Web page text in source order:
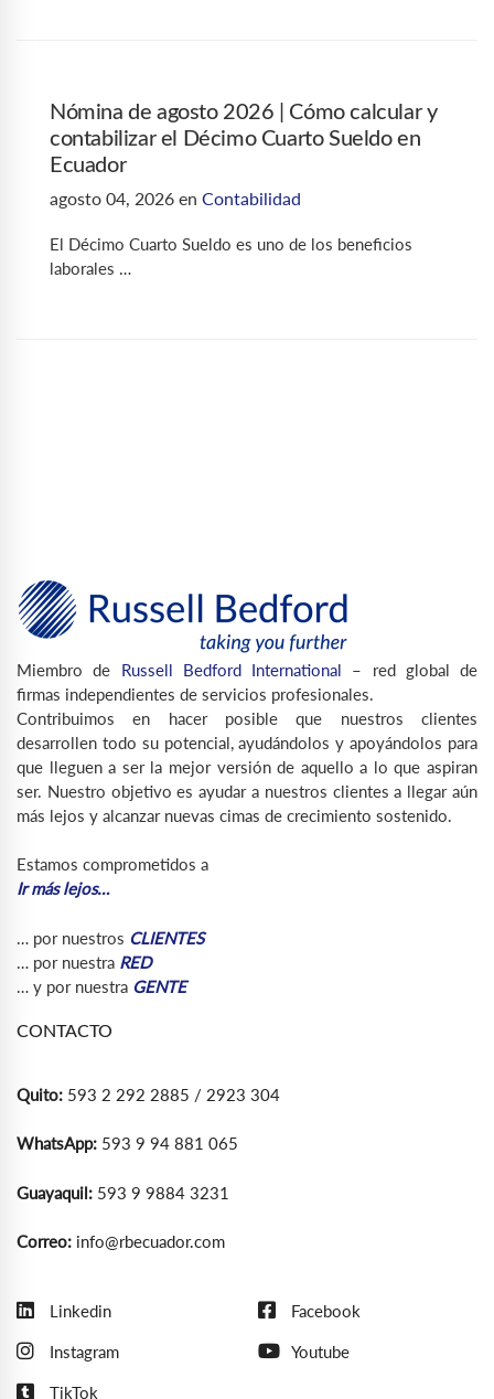
Nómina de agosto 2026 | Cómo calcular y
contabilizar el Décimo Cuarto Sueldo en
Ecuador
agosto 04, 2026 en Contabilidad
El Décimo Cuarto Sueldo es uno de los beneficios
laborales …
Miembro de Russell Bedford International – red global de
firmas independientes de servicios profesionales.
Contribuimos en hacer posible que nuestros clientes
desarrollen todo su potencial, ayudándolos y apoyándolos para
que lleguen a ser la mejor versión de aquello a lo que aspiran
ser. Nuestro objetivo es ayudar a nuestros clientes a llegar aún
más lejos y alcanzar nuevas cimas de crecimiento sostenido.
Estamos comprometidos a
Ir más lejos…
… por nuestros CLIENTES
… por nuestra RED
… y por nuestra GENTE
CONTACTO
Quito: 593 2 292 2885 / 2923 304
WhatsApp: 593 9 94 881 065
Guayaquil: 593 9 9884 3231
Correo: info@rbecuador.com
Linkedin Facebook
Instagram Youtube
TikTok